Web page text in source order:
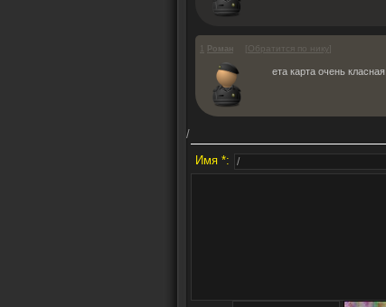
Роман [Обратится по нику ]
ета карта очень класная
/
Имя *: